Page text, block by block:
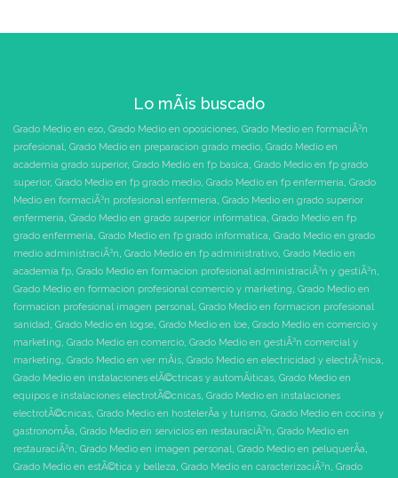
Lo mÃ¡s buscado
Grado Medio en eso, Grado Medio en oposiciones, Grado Medio en formaciÃ³n
profesional, Grado Medio en preparacion grado medio, Grado Medio en
academia grado superior, Grado Medio en fp basica, Grado Medio en fp grado
superior, Grado Medio en fp grado medio, Grado Medio en fp enfermeria, Grado
Medio en formaciÃ³n profesional enfermeria, Grado Medio en grado superior
enfermeria, Grado Medio en grado superior informatica, Grado Medio en fp
grado enfermeria, Grado Medio en fp grado informatica, Grado Medio en grado
medio administraciÃ³n, Grado Medio en fp administrativo, Grado Medio en
academia fp, Grado Medio en formacion profesional administraciÃ³n y gestiÃ³n,
Grado Medio en formacion profesional comercio y marketing, Grado Medio en
formacion profesional imagen personal, Grado Medio en formacion profesional
sanidad, Grado Medio en logse, Grado Medio en loe, Grado Medio en comercio y
marketing, Grado Medio en comercio, Grado Medio en gestiÃ³n comercial y
marketing, Grado Medio en ver mÃ¡s, Grado Medio en electricidad y electrÃ³nica,
Grado Medio en instalaciones elÃ©ctricas y automÃ¡ticas, Grado Medio en
equipos e instalaciones electrotÃ©cnicas, Grado Medio en instalaciones
electrotÃ©cnicas, Grado Medio en hostelerÃ­a y turismo, Grado Medio en cocina y
gastronomÃ­a, Grado Medio en servicios en restauraciÃ³n, Grado Medio en
restauraciÃ³n, Grado Medio en imagen personal, Grado Medio en peluquerÃ­a,
Grado Medio en estÃ©tica y belleza, Grado Medio en caracterizaciÃ³n, Grado